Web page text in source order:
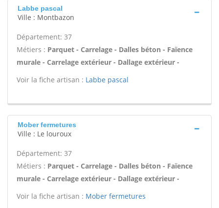
Labbe pascal
Ville : Montbazon
Département: 37
Métiers : Parquet - Carrelage - Dalles béton - Faïence
murale - Carrelage extérieur - Dallage extérieur -
Voir la fiche artisan : Labbe pascal
Mober fermetures
Ville : Le louroux
Département: 37
Métiers : Parquet - Carrelage - Dalles béton - Faïence
murale - Carrelage extérieur - Dallage extérieur -
Voir la fiche artisan : Mober fermetures